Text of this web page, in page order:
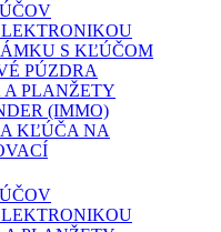
S KĽÚČOM
PÚZDRA
PLANŽETY
(IMMO)
KĽÚČA NA